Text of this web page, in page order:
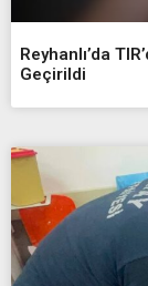
Reyhanlı’da
Geçirildi